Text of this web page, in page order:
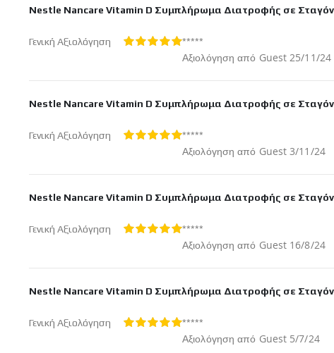
Nestle Nancare Vitamin D Συμπλήρωμα Διατροφής σε
Γενική Αξιολόγηση
*****
Αξιολόγηση από Guest 25/11/24
Nestle Nancare Vitamin D Συμπλήρωμα Διατροφής σε
Γενική Αξιολόγηση
*****
Αξιολόγηση από Guest3/11/24
Nestle Nancare Vitamin D Συμπλήρωμα Διατροφής σε
Γενική Αξιολόγηση
*****
Αξιολόγηση από Guest 16/8/24
Nestle Nancare Vitamin D Συμπλήρωμα Διατροφής σε
Γενική Αξιολόγηση
*****
Αξιολόγηση από Guest 5/7/24